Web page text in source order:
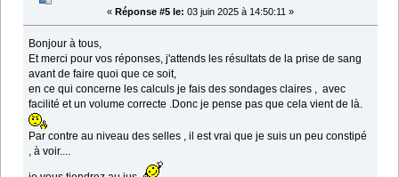
« Réponse #5 le: 03 juin 2025 à 14:50:11 »
Bonjour à tous,
Et merci pour vos réponses, j'attends les résultats de la prise de sang
avant de faire quoi que ce soit,
en ce qui concerne les calculs je fais des sondages claires , avec
facilité et un volume correcte .Donc je pense pas que cela vient de là.
Par contre au niveau des selles , il est vrai que je suis un peu constipé
, à voir....